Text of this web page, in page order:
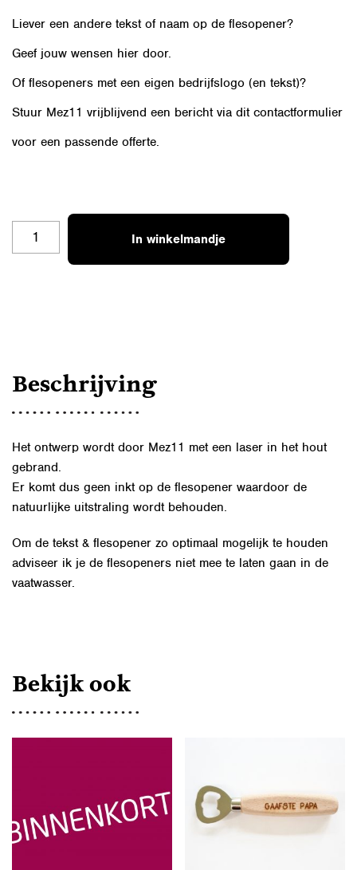
Liever een andere tekst of naam op de flesopener?
Geef jouw wensen hier door.
Of flesopeners met een eigen bedrijfslogo (en tekst)?
Stuur Mez11 vrijblijvend een bericht via dit contactformulier
voor een passende offerte.
STOERSTE
In winkelmandje
Beschrijving
Het ontwerp wordt door Mez11 met een laser in het hout
gebrand.
Er komt dus geen inkt op de flesopener waardoor de
natuurlijke uitstraling wordt behouden.
Om de tekst & flesopener zo optimaal mogelijk te houden
adviseer ik je de flesopeners niet mee te laten gaan in de
vaatwasser.
Bekijk ook